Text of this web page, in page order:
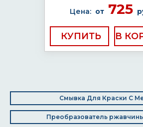
Цена: от725
КУПИТЬ
Смывка Для Краски С
Преобразователь